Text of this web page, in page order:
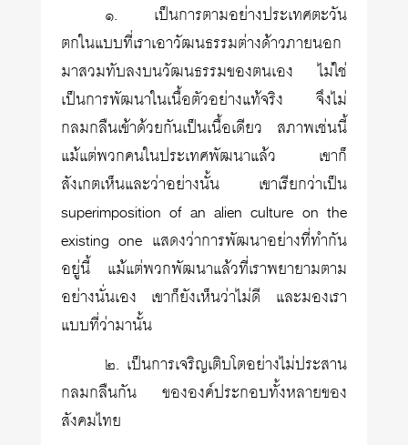
๑. เป็นการตามอย่างประเทศตะวัน
ตกในแบบที่เราเอาวัฒนธรรมต่างด้าวภายนอก
มาสวมทับลงบนวัฒนธรรมของตนเอง ไม่ใช่
เป็นการพัฒนาในเนื้อตัวอย่างแท้จริง จึงไม่
กลมกลืนเข้าด้วยกันเป็นเนื้อเดียว สภาพเช่นนี้
แม้แต่พวกคนในประเทศพัฒนาแล้ว เขาก็
สังเกตเห็นและว่าอย่างนั้น เขาเรียกว่าเป็น
superimposition of an alien culture on the
existing one แสดงว่าการพัฒนาอย่างที่ทำกัน
อยู่นี้ แม้แต่พวกพัฒนาแล้วที่เราพยายามตาม
อย่างนั่นเอง เขาก็ยังเห็นว่าไม่ดี และมองเรา
แบบที่ว่ามานั้น
๒. เป็นการเจริญเติบโตอย่างไม่ประสาน
กลมกลืนกัน ขององค์ประกอบทั้งหลายของ
สังคมไทย